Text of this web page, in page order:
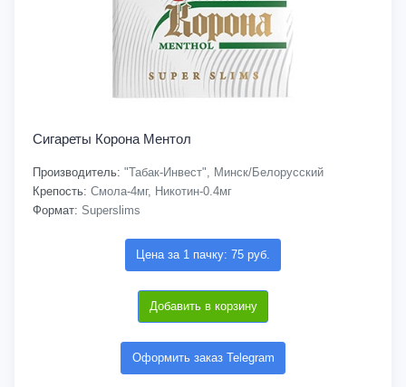
Сигареты Корона Ментол
Производитель: "Табак-Инвест", Минск/Белорусский
Крепость: Смола-4мг, Никотин-0.4мг
Формат: Superslims
Цена за 1 пачку: 75 руб.
Добавить в корзину
Оформить заказ Telegram